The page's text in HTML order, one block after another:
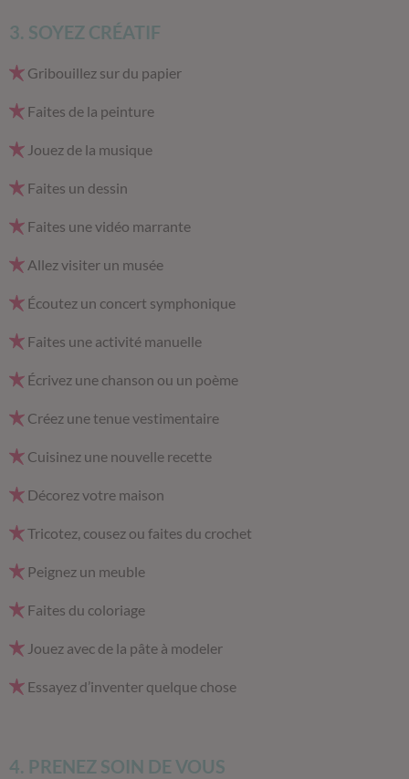
3. SOYEZ CRÉATIF
Gribouillez sur du papier
Faites de la peinture
Jouez de la musique
Faites un dessin
Faites une vidéo marrante
Allez visiter un musée
Écoutez un concert symphonique
Faites une activité manuelle
Écrivez une chanson ou un poème
Créez une tenue vestimentaire
Cuisinez une nouvelle recette
Décorez votre maison
Tricotez, cousez ou faites du crochet
Peignez un meuble
Faites du coloriage
Jouez avec de la pâte à modeler
Essayez d’inventer quelque chose
4. PRENEZ SOIN DE VOUS